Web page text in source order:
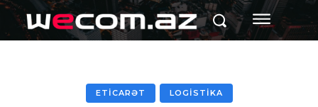
ETİCARƏT LOGİSTİKA